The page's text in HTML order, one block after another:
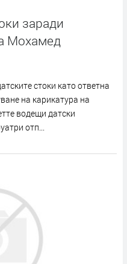
заради
Мохамед
стоки като ответна
на карикатура на
водещи датски
отп...